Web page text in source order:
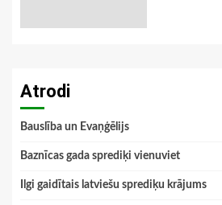
Atrodi
Bauslība un Evaņģēlijs
Baznīcas gada sprediķi vienuviet
Ilgi gaidītais latviešu sprediķu krājums